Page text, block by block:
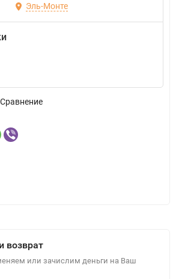
Эль-Монте
Сравнение
возврат
или зачислим деньги на Ваш